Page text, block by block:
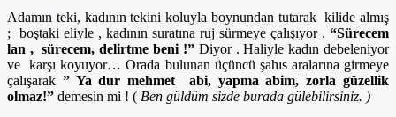
Adamın teki, kadının tekini koluyla boynundan tutarak kilide almış
; boştaki eliyle , kadının suratına ruj sürmeye çalışıyor . “Sürecem
lan , sürecem, delirtme beni !” Diyor . Haliyle kadın debeleniyor
ve karşı koyuyor… Orada bulunan üçüncü şahıs aralarına girmeye
çalışarak ” Ya dur mehmet abi, yapma abim, zorla güzellik
olmaz!” demesin mi ! ( Ben güldüm sizde burada gülebilirsiniz. )